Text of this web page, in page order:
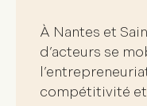
À Nantes et
d’acteurs se
compétitivité et